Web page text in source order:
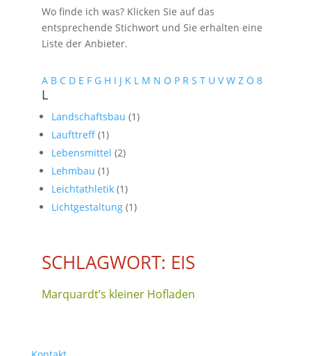
Wo finde ich was? Klicken Sie auf das
entsprechende Stichwort und Sie erhalten eine
Liste der Anbieter.
A B C D E F G H I J K L M N O P R S T U V W Z Ö 8
L
Landschaftsbau (1)
Laufttreff (1)
Lebensmittel (2)
Lehmbau (1)
Leichtathletik (1)
Lichtgestaltung (1)
SCHLAGWORT: EIS
Marquardt’s kleiner Hofladen